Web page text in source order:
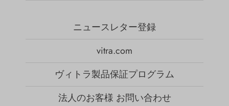
ニュースレター登録
vitra.com
ヴィトラ製品保証プログラム
法人のお客様 お問い合わせ